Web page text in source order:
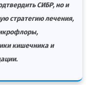
СИБР, но и
стратегию лечения,
кишечника и